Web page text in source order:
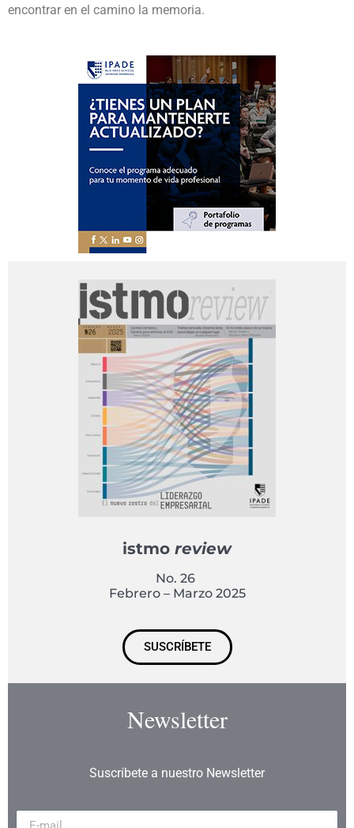
encontrar en el camino la memoria.
istmo review
No. 26
Febrero – Marzo 2025
SUSCRÍBETE
Newsletter
Suscríbete a nuestro Newsletter